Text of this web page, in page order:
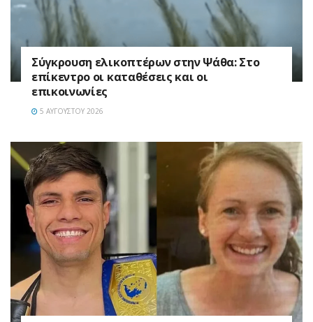
Σύγκρουση ελικοπτέρων στην Ψάθα: Στο
επίκεντρο οι καταθέσεις και οι
επικοινωνίες
5 ΑΥΓΟΎΣΤΟΥ 2026